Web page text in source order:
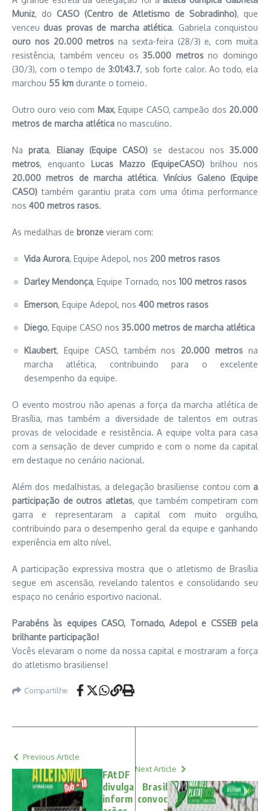
Muniz, do CASO (Centro de Atletismo de Sobradinho), que
venceu duas provas de marcha atlética. Gabriela conquistou
ouro nos 20.000 metros na sexta-feira (28/3) e, com muita
resistência, também venceu os35.000 metrosno domingo
(30/3), com o tempo de3:01:43.7, sob forte calor. Ao todo, ela
marchou 55 km durante o torneio.
Outro ouro veio com Max, Equipe CASO, campeão dos 20.000
metros de marcha atlética no masculino.
Naprata, Elianay (Equipe CASO) se destacou nos 35.000
metros, enquanto Lucas Mazzo (EquipeCASO) brilhou nos
20.000 metros de marcha atlética.Vinícius Galeno (Equipe
CASO) também garantiu prata com uma ótima performance
nos 400 metros rasos.
As medalhas de bronze vieram com:
Vida Aurora, Equipe Adepol, nos 200 metros rasos
Darley Mendonça, Equipe Tornado, nos 100 metros rasos
Emerson, Equipe Adepol, nos 400 metros rasos
Diego, Equipe CASO nos 35.000 metros de marcha atlética
Klaubert, Equipe CASO, também nos 20.000 metros na
marcha atlética, contribuindo para o excelente
desempenho da equipe.
O evento mostrou não apenas a força da marcha atlética de
Brasília, mas também a diversidade de talentos em outras
provas de velocidade e resistência. A equipe volta para casa
com a sensação de dever cumprido e com o nome da capital
em destaque no cenário nacional.
Além dos medalhistas, a delegação brasiliense contou com a
participação de outros atletas, que também competiram com
garra e representaram a capital com muito orgulho,
contribuindo para o desempenho geral da equipe e ganhando
experiência em alto nível.
A participação expressiva mostra que o atletismo de Brasília
segue em ascensão, revelando talentos e consolidando seu
espaço no cenário esportivo nacional.
Parabéns às equipes CASO, Tornado, Adepol e CSSEB pela
brilhante participação!
Vocês elevaram o nome da nossa capital e mostraram a força
do atletismo brasiliense!
Compartilhe
Previous Article
FAtDF
divulga
inform
Next Article
Brasil
convoc